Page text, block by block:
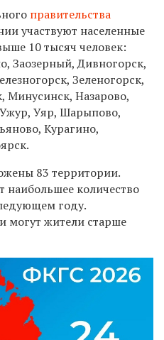
правительства
участвуют населенные
10 тысяч человек:
Заозерный, Дивногорск,
Зеленогорск,
Минусинск, Назарово,
Уяр, Шарыпово,
Курагино,
83 территории.
наибольшее количество
году.
могут жители старше